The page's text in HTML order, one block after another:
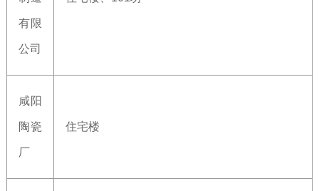
有限
公司
咸阳
陶瓷
厂
住宅楼